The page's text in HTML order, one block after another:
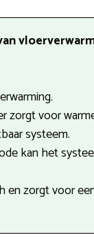
zorgt voor
systeem.
kan het
en zorgt voor